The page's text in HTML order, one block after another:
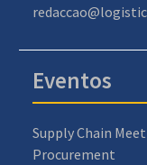
Eventos
Supply Chain
Procurement